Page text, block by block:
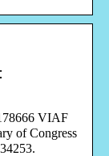
VIAF
of Congress